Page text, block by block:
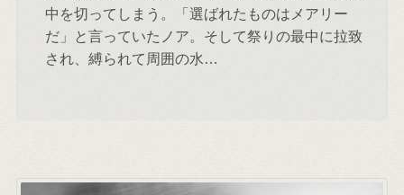
中を切ってしまう。「選ばれたものはメアリー
だ」と言っていたノア。そして祭りの最中に拉致
され、縛られて周囲の水…